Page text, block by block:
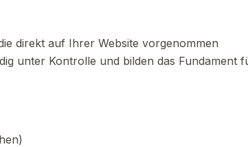
direkt auf Ihrer Website vorgenommen
unter Kontrolle und bilden das Fundament